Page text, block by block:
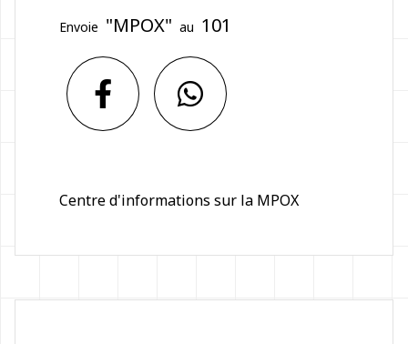
Envoie "MPOX" au 101
Centre d'informations sur la MPOX